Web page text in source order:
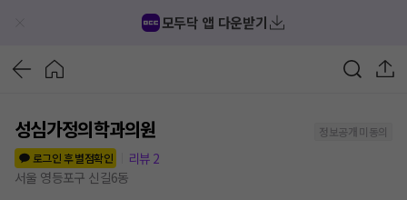
모두닥 앱 다운받기
성심가정의학과의원
정보공개 미동의
로그인 후 별점확인
리뷰 2
서울 영등포구 신길6동